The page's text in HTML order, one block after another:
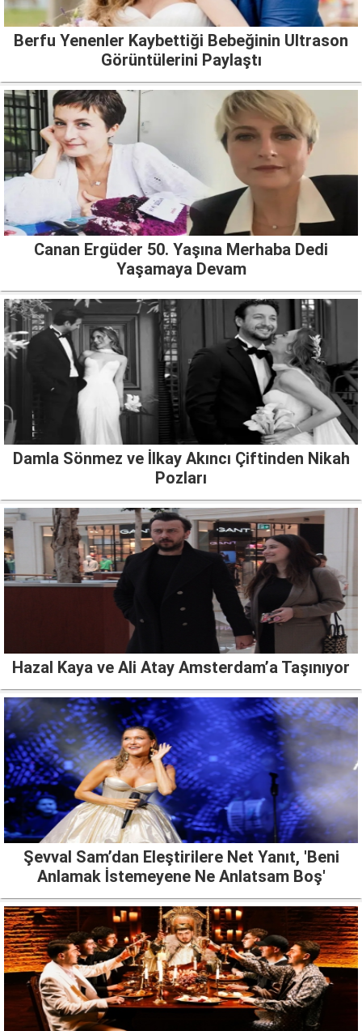
Berfu Yenenler Kaybettiği Bebeğinin Ultrason
Görüntülerini Paylaştı
Canan Ergüder 50. Yaşına Merhaba Dedi
Yaşamaya Devam
Damla Sönmez ve İlkay Akıncı Çiftinden Nikah
Pozları
Hazal Kaya ve Ali Atay Amsterdam’a Taşınıyor
Şevval Sam’dan Eleştirilere Net Yanıt, 'Beni
Anlamak İstemeyene Ne Anlatsam Boş'